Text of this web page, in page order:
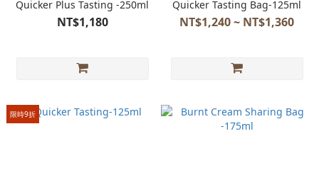
Quicker Plus Tasting -250ml
NT$1,180
Quicker Tasting Bag-125ml
NT$1,240 ~ NT$1,360
限時9折